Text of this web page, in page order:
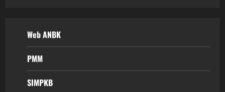
Web ANBK
PMM
SIMPKB